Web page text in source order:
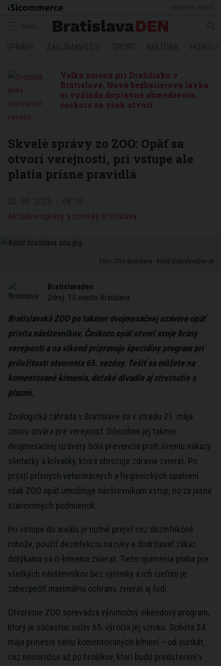
Veľká zmena pri Draždiaku v
Bratislave. Nová bezbariérová lávka
si vyžiada dopravné obmedzenia,
čoskoro sa však otvorí
Skvelé správy zo ZOO: Opäť sa
otvorí verejnosti, pri vstupe ale
platia prísne pravidlá
Aktuálne správy a novinky Bratislava
Foto: ZOO Bratislava - koláž BratislavaDen.sk
Bratislavaden
Zdroj: TS mesto Bratislava
Bratislavská ZOO po takmer dvojmesačnej uzávere opäť
privíta návštevníkov. Čoskoro opäť otvorí svoje brány
verejnosti a na víkend pripravuje špeciálny program pri
príležitosti otvorenia 65. sezóny. Tešiť sa môžete na
komentované kŕmenia, detské divadlo aj stretnutie s
plazmi.
Zoologická záhrada v Bratislave sa v stredu 21. mája
znovu otvára pre verejnosť. Dôvodom jej takmer
dvojmesačnej uzávery bola prevencia proti šíreniu nákazy
slintačky a krívačky, ktorá ohrozuje zdravie zvierat. Po
prijatí prísnych veterinárnych a hygienických opatrení
však ZOO opäť umožňuje návštevníkom vstup, no za jasne
stanovených podmienok.
Pri vstupe do areálu je nutné prejsť cez dezinfekčné
rohože, použiť dezinfekciu na ruky a dodržiavať zákaz
dotýkania sa či kŕmenia zvierat. Tieto opatrenia platia pre
všetkých návštevníkov bez výnimky a ich cieľom je
zabezpečiť maximálnu ochranu zvierat aj ľudí.
Otvorenie ZOO sprevádza výnimočný víkendový program,
ktorý je súčasťou osláv 65. výročia jej vzniku. Sobota 24.
mája prinesie sériu komentovaných kŕmení – od surikát,
cez nosorožce až po hrošíkov, ktorí budú predstavení v